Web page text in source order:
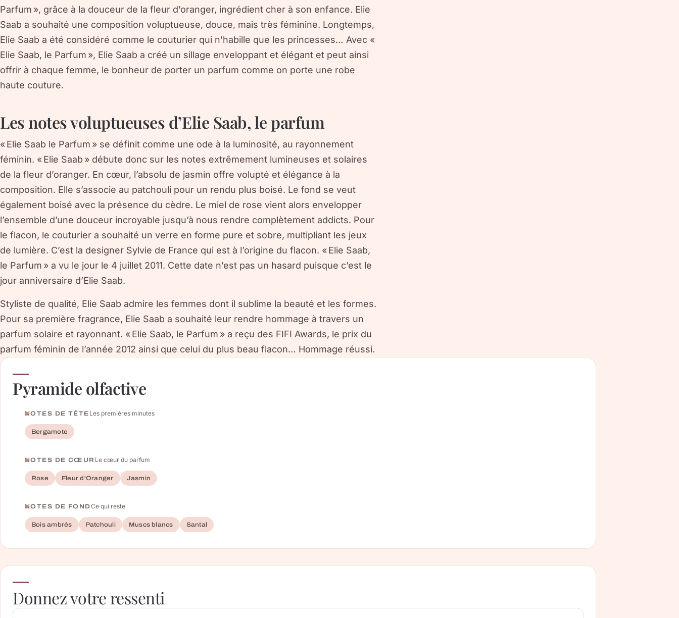
Parfum », grâce à la douceur de la fleur d’oranger, ingrédient cher à son enfance. Elie
Saab a souhaité une composition voluptueuse, douce, mais très féminine. Longtemps,
Elie Saab a été considéré comme le couturier qui n’habille que les princesses… Avec «
Elie Saab, le Parfum », Elie Saab a créé un sillage enveloppant et élégant et peut ainsi
offrir à chaque femme, le bonheur de porter un parfum comme on porte une robe
haute couture.
Les notes voluptueuses d’Elie Saab, le parfum
« Elie Saab le Parfum » se définit comme une ode à la luminosité, au rayonnement
féminin. « Elie Saab » débute donc sur les notes extrêmement lumineuses et solaires
de la fleur d’oranger. En cœur, l’absolu de jasmin offre volupté et élégance à la
composition. Elle s’associe au patchouli pour un rendu plus boisé. Le fond se veut
également boisé avec la présence du cèdre. Le miel de rose vient alors envelopper
l’ensemble d’une douceur incroyable jusqu’à nous rendre complètement addicts. Pour
le flacon, le couturier a souhaité un verre en forme pure et sobre, multipliant les jeux
de lumière. C’est la designer Sylvie de France qui est à l’origine du flacon. « Elie Saab,
le Parfum » a vu le jour le 4 juillet 2011. Cette date n’est pas un hasard puisque c’est le
jour anniversaire d’Elie Saab.
Styliste de qualité, Elie Saab admire les femmes dont il sublime la beauté et les formes.
Pour sa première fragrance, Elie Saab a souhaité leur rendre hommage à travers un
parfum solaire et rayonnant. « Elie Saab, le Parfum » a reçu des FIFI Awards, le prix du
parfum féminin de l’année 2012 ainsi que celui du plus beau flacon… Hommage réussi.
Pyramide olfactive
NOTES DE TÊTE Les premières minutes
Bergamote
NOTES DE CŒUR Le cœur du parfum
Rose Fleur d'Oranger Jasmin
NOTES DE FONDCe qui reste
Bois ambrés Patchouli Muscs blancs Santal
Donnez votre ressenti